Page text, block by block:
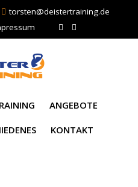
torsten@deistertraining.de
ANGEBOTE
KONTAKT